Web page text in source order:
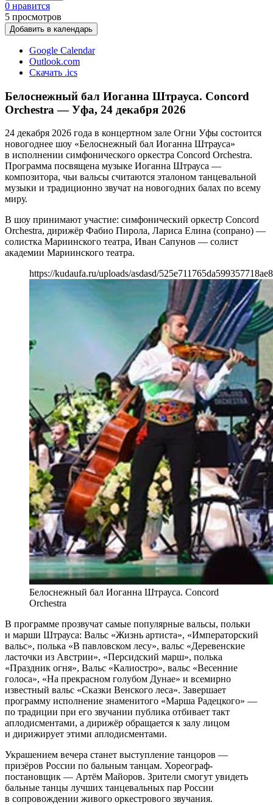
0 нравится
5 просмотров
Добавить в календарь
Google Calendar
Outlook.com
Скачать .ics
Белоснежный бал Иоганна Штрауса. Concord
Orchestra — Уфа, 24 декабря 2026
24 декабря 2026 года в концертном зале Огни Уфы состоится
новогоднее шоу «Белоснежный бал Иоганна Штрауса»
в исполнении симфонического оркестра Concord Orchestra.
Программа посвящена музыке Иоганна Штрауса —
композитора, чьи вальсы считаются эталоном танцевальной
музыки и традиционно звучат на новогодних балах по всему
миру.
В шоу принимают участие: симфонический оркестр Concord
Orchestra, дирижёр Фабио Пирола, Лариса Елина (сопрано) —
солистка Мариинского театра, Иван Сапунов — солист
академии Мариинского театра.
https://kudaufa.ru/uploads/asdasd/
Белоснежный бал Иоганна Штрауса. Concord
Orchestra
В программе прозвучат самые популярные вальсы, польки
и марши Штрауса: Вальс «Жизнь артиста», «Императорский
вальс», полька «В павловском лесу», вальс «Деревенские
ласточки из Австрии», «Персидский марш», полька
«Праздник огня», Вальс «Калиостро», вальс «Весенние
голоса», «На прекрасном голубом Дунае» и всемирно
известный вальс «Сказки Венского леса». Завершает
программу исполнение знаменитого «Марша Радецкого» —
по традиции при его звучании публика отбивает такт
аплодисментами, а дирижёр обращается к залу лицом
и дирижирует этими аплодисментами.
Украшением вечера станет выступление танцоров —
призёров России по бальным танцам. Хореограф-
постановщик — Артём Майоров. Зрители смогут увидеть
бальные танцы лучших танцевальных пар России
в сопровождении живого оркестрового звучания.